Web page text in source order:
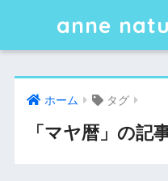
anne
ホーム タグ
「マヤ暦」の記